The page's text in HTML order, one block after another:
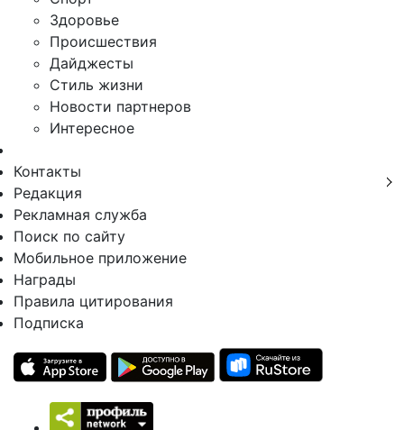
Здоровье
Происшествия
Дайджесты
Стиль жизни
Новости партнеров
Интересное
Контакты
Редакция
Рекламная служба
Поиск по сайту
Мобильное приложение
Награды
Правила цитирования
Подписка